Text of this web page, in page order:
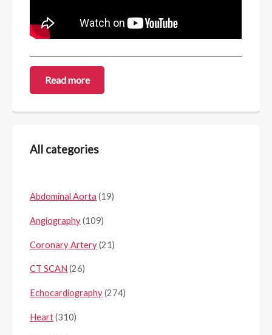
Read more
All categories
Abdominal Aorta (19)
Angiography(109)
Coronary Artery(21)
CT SCAN (26)
Echocardiography(274)
Heart(310)